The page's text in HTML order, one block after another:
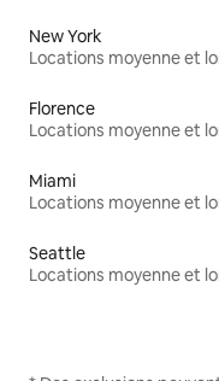
New York
Florence
Miami
Seattle